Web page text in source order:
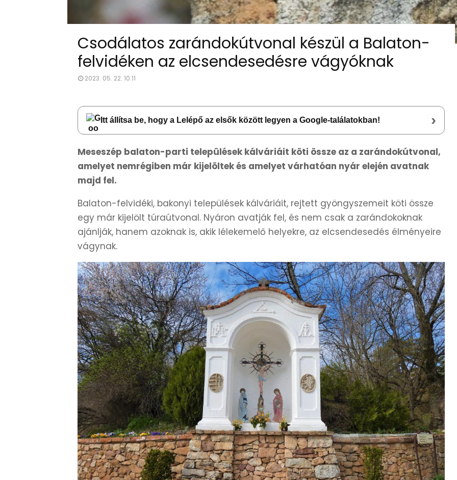
Csodálatos zarándokútvonal készül a Balaton-
felvidéken az elcsendesedésre vágyóknak
2023. 05. 22. 10:11
Itt állítsa be, hogy a Lelépő az elsők között legyen a Google-találatokban! ›
Meseszép balaton-parti települések kálváriáit köti össze az a zarándokútvonal,
amelyet nemrégiben már kijelöltek és amelyet várhatóan nyár elején avatnak
majd fel.
Balaton-felvidéki, bakonyi települések kálváriáit, rejtett gyöngyszemeit köti össze
egy már kijelölt túraútvonal. Nyáron avatják fel, és nem csak a zarándokoknak
ajánlják, hanem azoknak is, akik lélekemelő helyekre, az elcsendesedés élményeire
vágynak.